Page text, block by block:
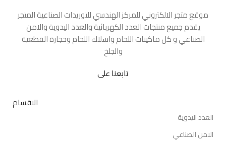
موقع متجر الالكتروني للمركز الهندسي للتوريدات الصناعية المتجر
يقدم جميع منتجات العدد الكهربائية والعدد اليدوية والامن
الصناعي و كل ماكينات اللحام واسلاك اللحام وحجارة القطعية
والجلخ
تابعنا على
الاقسام
العدد اليدوية
الامن الصناعي